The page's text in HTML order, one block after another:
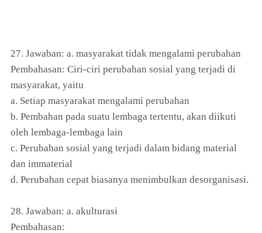
27. Jawaban: a. masyarakat tidak mengalami perubahan
Pembahasan: Ciri-ciri perubahan sosial yang terjadi di
masyarakat, yaitu
a. Setiap masyarakat mengalami perubahan
b. Pembahan pada suatu lembaga tertentu, akan diikuti
oleh lembaga-lembaga lain
c. Perubahan sosial yang terjadi dalam bidang material
dan immaterial
d. Perubahan cepat biasanya menimbulkan desorganisasi.
28. Jawaban: a. akulturasi
Pembahasan: